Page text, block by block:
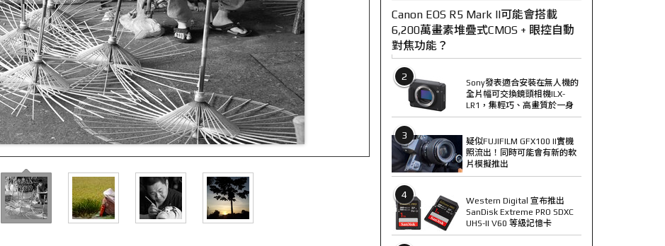
Canon EOS R5 Mark II可能會搭載
6,200萬畫素堆疊式CMOS + 眼控自動
對焦功能？
2
Sony發表適合安裝在無人機的
全片幅可交換鏡頭相機ILX-
LR1，集輕巧、高畫質於一身
3
疑似FUJIFILM GFX100 II實機
照流出！同時可能會有新的軟
片模擬推出
4
Western Digital 宣布推出
SanDisk Extreme PRO SDXC
UHS-II V60 等級記憶卡